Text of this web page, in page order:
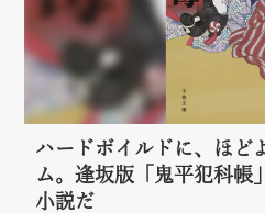
ハードボイルドに、ほど
ム。逢坂版「鬼平犯科帳
小説だ